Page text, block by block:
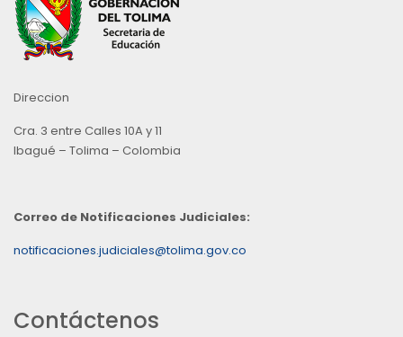
Direccion
Cra. 3 entre Calles 10A y 11
Ibagué – Tolima – Colombia
Correo de Notificaciones Judiciales:
notificaciones.judiciales@tolima.gov.co
Contáctenos